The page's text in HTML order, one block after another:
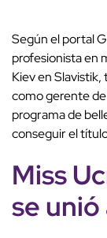
Según el portal
profesionista en
Kiev en
como gerente
programa de
conseguir el
Miss
se